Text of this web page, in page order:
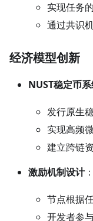
实现任务
通过共识
经济模型创新
NUST稳定币
发行原生
实现高频
建立跨链
激励机制设计：
节点根据
开发者参